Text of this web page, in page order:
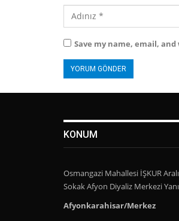
Save my name, email,
KONUM
Osmangazi Mahallesi İŞKUR
Sokak Afyon Diyaliz Merkezi
Afyonkarahisar/Merkez